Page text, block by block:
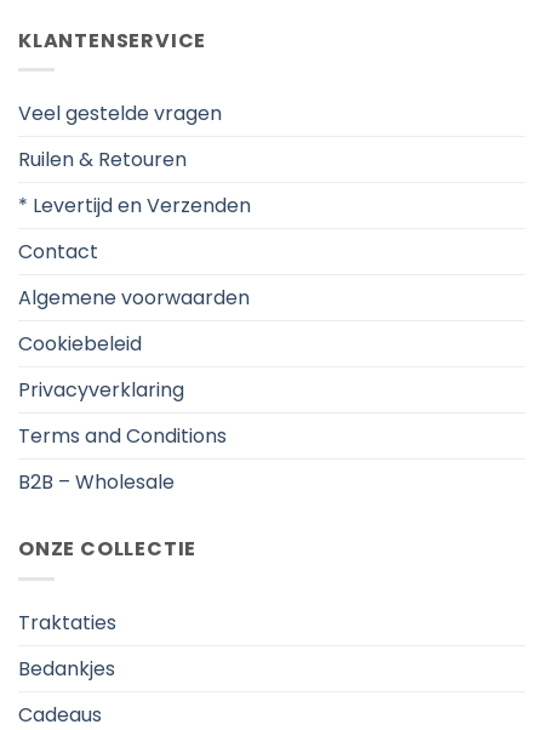
KLANTENSERVICE
Veel gestelde vragen
Ruilen & Retouren
* Levertijd en Verzenden
Contact
Algemene voorwaarden
Cookiebeleid
Privacyverklaring
Terms and Conditions
B2B – Wholesale
ONZE COLLECTIE
Traktaties
Bedankjes
Cadeaus